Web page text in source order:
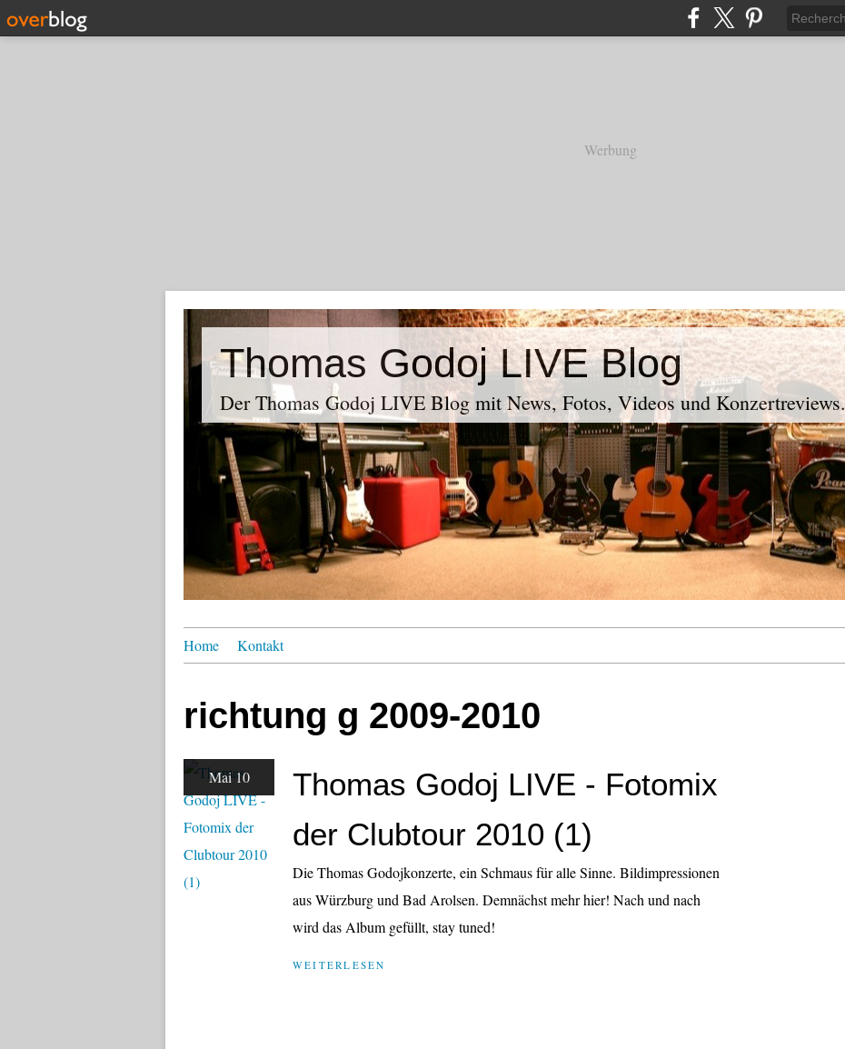
Werbung
Thomas Godoj LIVE Blog
Der Thomas Godoj LIVE Blog mit News, Fotos, Videos und Konzertreviews.
Home Kontakt
richtung g 2009-2010
Mai 10
Thomas Godoj LIVE - Fotomix
der Clubtour 2010 (1)
Die Thomas Godojkonzerte, ein Schmaus für alle Sinne. Bildimpressionen
aus Würzburg und Bad Arolsen. Demnächst mehr hier! Nach und nach
wird das Album gefüllt, stay tuned!
WEITERLESEN